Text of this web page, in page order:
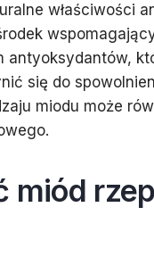
właściwości
antyoksydantów,
się do
miodu może
miód